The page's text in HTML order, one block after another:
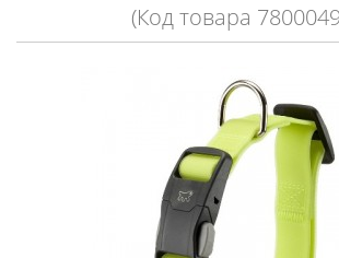
(Код товара